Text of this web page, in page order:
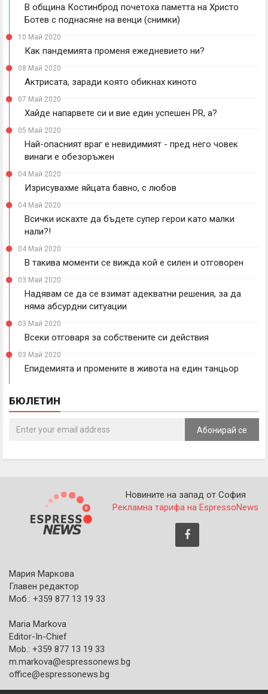
В община Костинброд почетоха паметта на Xpиcтo
Бoтeв с поднасяне на венци (снимки)
10 Май 2020
Как пандемията променя ежедневието ни?
08 Май 2020
Актрисата, заради която обикнах киното
07 Май 2020
Хайде напарвете си и вие един успешен PR, а?
05 Май 2020
Най-опасният враг е невидимият - пред него човек
винаги е обезоръжен
04 Май 2020
Изрисувахме яйцата бавно, с любов
04 Май 2020
Всички искахте да бъдете супер герои като малки
нали?!
04 Май 2020
В такива моменти се вижда кой е силен и отговорен
03 Май 2020
Надявам се да се взимат адекватни решения, за да
няма абсурдни ситуации
03 Май 2020
Всеки отговаря за собствените си действия
03 Май 2020
Епидемията и промените в живота на един танцьор
БЮЛЕТИН
Абонирай се
Новините на запад от София
Рекламна тарифа на EspressoNews
Мария Маркова
Главен редактор
Моб.: +359 877 13 19 33
Maria Markova
Editor-In-Chief
Mob.: +359 877 13 19 33
m.markova@espressonews.bg
office@espressonews.bg